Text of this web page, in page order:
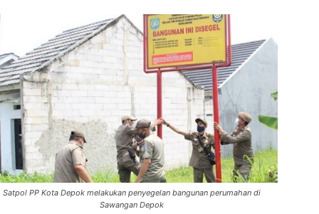
Satpol PP Kota Depok melakukan penyegelan bangunan perumahan di
Sawangan Depok